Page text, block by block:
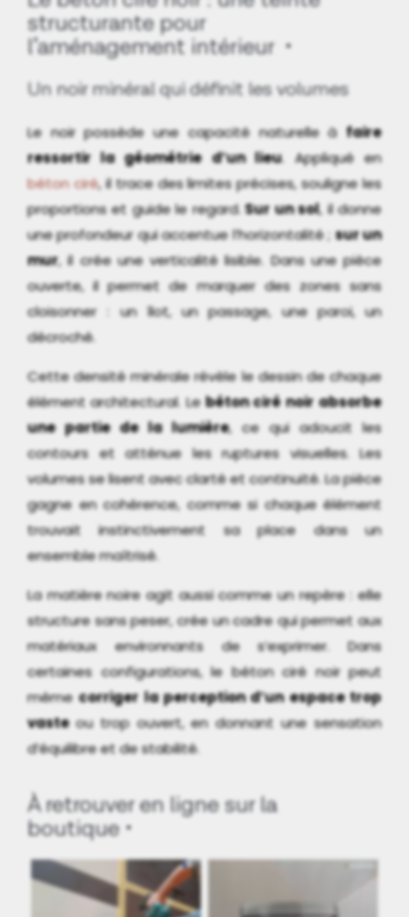
structurante pour
l’aménagement intérieur
Un noir minéral qui définit les volumes
Le noir possède une capacité naturelle àfaire
ressortir la géométrie d’un lieu. Appliqué en
béton ciré, il trace des limites précises, souligne les
proportions et guide le regard.Sur un sol, il donne
une profondeur qui accentue l’horizontalité ;sur un
mur, il crée une verticalité lisible. Dans une pièce
ouverte, il permet de marquer des zones sans
cloisonner : un îlot, un passage, une paroi, un
décroché.
Cette densité minérale révèle le dessin de chaque
élément architectural. Lebéton ciré noir absorbe
une partie de la lumière, ce qui adoucit les
contours et atténue les ruptures visuelles. Les
volumes se lisent avec clarté et continuité. La pièce
gagne en cohérence, comme si chaque élément
trouvait instinctivement sa place dans un
ensemble maîtrisé.
La matière noire agit aussi comme un repère : elle
structure sans peser, crée un cadre qui permet aux
matériaux environnants de s’exprimer. Dans
certaines configurations, le béton ciré noir peut
mêmecorriger la perception d’un espace trop
vasteou trop ouvert, en donnant une sensation
d’équilibre et de stabilité.
À retrouver en ligne sur la
boutique